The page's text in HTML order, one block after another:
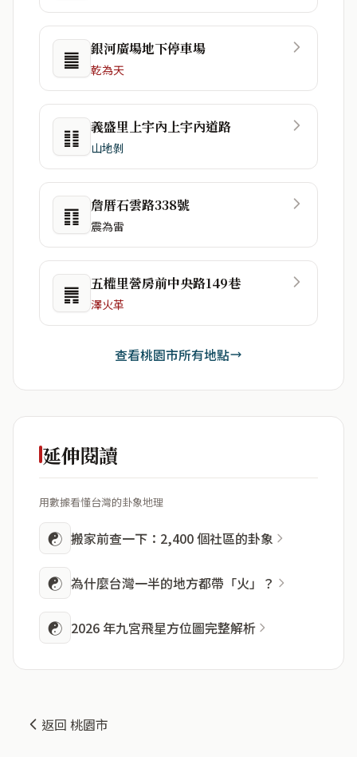
䷀ 銀河廣場地下停車場
乾為天
䷁ 義盛里上宇內上宇內道路
山地剝
䷖ 詹厝石雲路338號
震為雷
䷠ 五權里營房前中央路149巷
澤火革
查看桃園市所有地點
延伸閱讀
用數據看懂台灣的卦象地理
☯ 搬家前查一下：2,400 個社區的卦象
☯ 為什麼台灣一半的地方都帶「火」？
☯ 2026 年九宮飛星方位圖完整解析
返回 桃園市